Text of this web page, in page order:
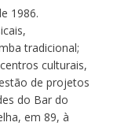
1986.
tradicional;
culturais,
de projetos
do Bar do
em 89, à